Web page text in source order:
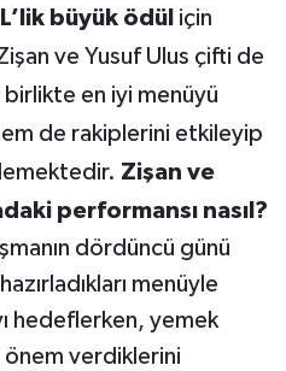
büyük ödül için
ve Yusuf Ulus çifti de
birlikte en iyi menüyü
de rakiplerini etkileyip
Zişan ve
performansı nasıl?
dördüncü günü
menüyle
hedeflerken, yemek
önem verdiklerini